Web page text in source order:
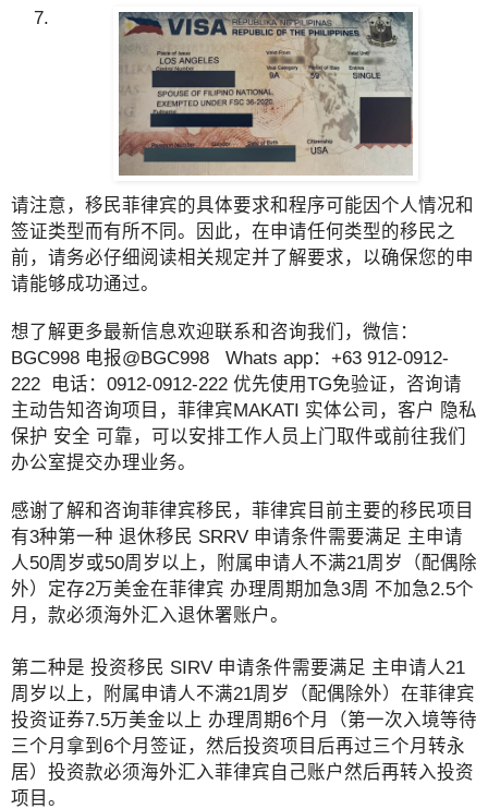
请注意，移民菲律宾的具体要求和程序可能因个人情况和
签证类型而有所不同。因此，在申请任何类型的移民之
前，请务必仔细阅读相关规定并了解要求，以确保您的申
请能够成功通过。
想了解更多最新信息欢迎联系和咨询我们，微信：
BGC998 电报@BGC998 Whats app：+63 912-0912-
222 电话：0912-0912-222 优先使用TG免验证，咨询请
主动告知咨询项目，菲律宾MAKATI 实体公司，客户 隐私
保护 安全 可靠，可以安排工作人员上门取件或前往我们
办公室提交办理业务。
感谢了解和咨询菲律宾移民，菲律宾目前主要的移民项目
有3种第一种 退休移民 SRRV 申请条件需要满足 主申请
人50周岁或50周岁以上，附属申请人不满21周岁（配偶除
外）定存2万美金在菲律宾 办理周期加急3周 不加急2.5个
月，款必须海外汇入退休署账户。
第二种是 投资移民 SIRV 申请条件需要满足 主申请人21
周岁以上，附属申请人不满21周岁（配偶除外）在菲律宾
投资证券7.5万美金以上 办理周期6个月（第一次入境等待
三个月拿到6个月签证，然后投资项目后再过三个月转永
居）投资款必须海外汇入菲律宾自己账户然后再转入投资
项目。